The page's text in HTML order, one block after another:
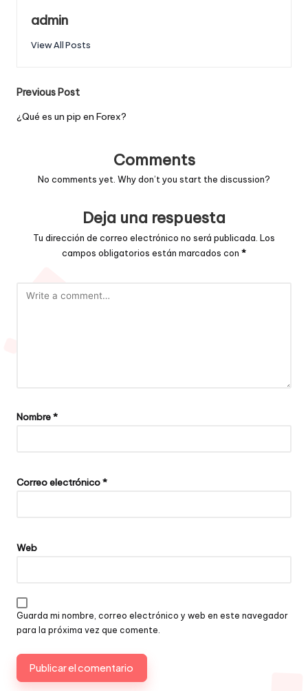
admin
View All Posts
Post
navigation
Previous Post
¿Qué es un pip en Forex?
Comments
No comments yet. Why don’t you start the discussion?
Deja una respuesta
Tu dirección de correo electrónico no será publicada. Los
campos obligatorios están marcados con *
Nombre*
Correo electrónico*
Web
Guarda mi nombre, correo electrónico y web en este navegador
para la próxima vez que comente.